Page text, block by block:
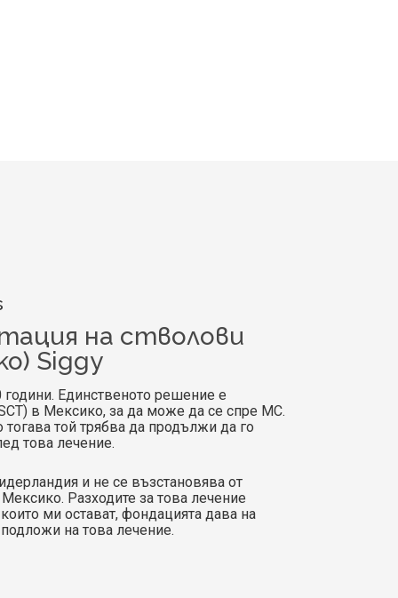
на стволови
Siggy
Единственото решение е
в Мексико, за да може да се спре МС.
той трябва да продължи да го
това лечение.
и не се възстановява от
Разходите за това лечение
ми остават, фондацията дава на
на това лечение.